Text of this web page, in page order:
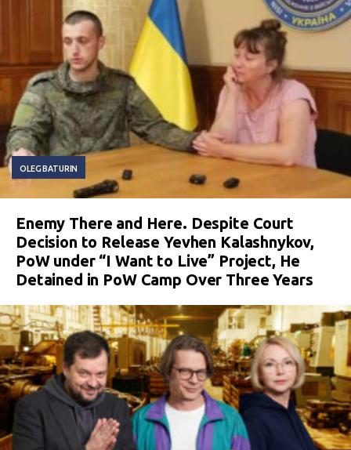
OLEG BATURIN
Enemy There and Here. Despite Court
Decision to Release Yevhen Kalashnykov,
PoW under “I Want to Live” Project, He
Detained in PoW Camp Over Three Years